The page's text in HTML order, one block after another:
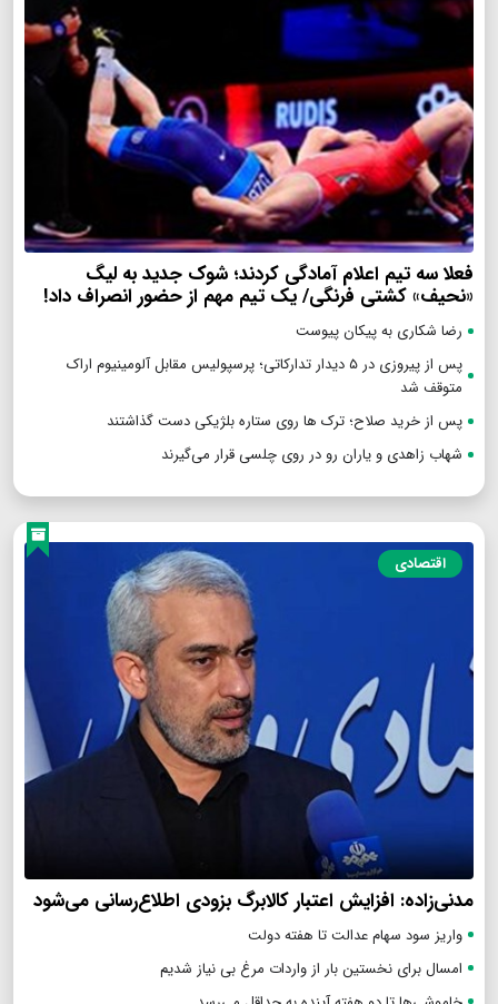
فعلا سه تیم اعلام آمادگی کردند؛ شوک جدید به لیگ
«نحیف» کشتی فرنگی/ یک تیم مهم از حضور انصراف داد!
رضا شکاری به پیکان پیوست
پس از پیروزی در ۵ دیدار تدارکاتی؛ پرسپولیس مقابل آلومینیوم اراک
متوقف شد
پس از خرید صلاح؛ ترک ها روی ستاره بلژیکی دست گذاشتند
شهاب زاهدی و یاران رو در روی چلسی قرار می‌گیرند
اقتصادی
مدنی‌زاده: افزایش اعتبار کالابرگ بزودی اطلاع‌رسانی می‌شود
واریز سود سهام عدالت تا هفته دولت
امسال برای نخستین بار از واردات مرغ بی نیاز شدیم